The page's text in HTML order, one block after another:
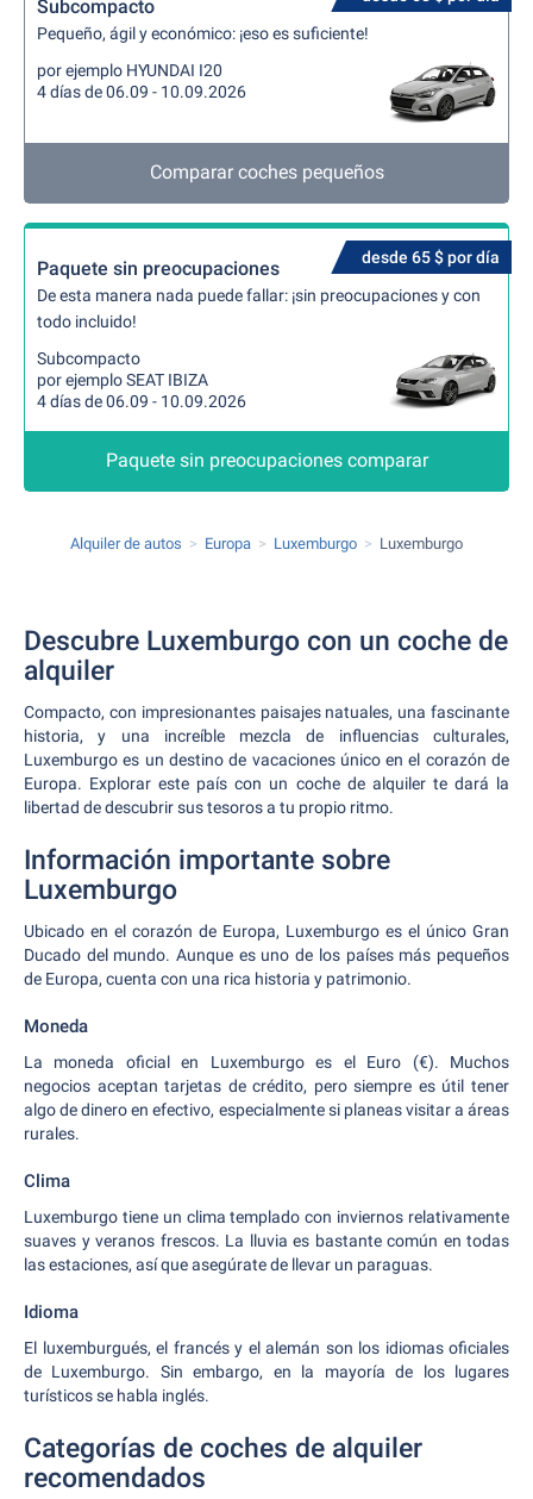
Subcompacto
Pequeño, ágil y económico: ¡eso es suficiente!
por ejemplo HYUNDAI I20
4 días de 06.09 - 10.09.2026
Comparar coches pequeños
desde 65 $ por día
Paquete sin preocupaciones
De esta manera nada puede fallar: ¡sin preocupaciones y con
todo incluido!
Subcompacto
por ejemplo SEAT IBIZA
4 días de 06.09 - 10.09.2026
Paquete sin preocupaciones comparar
Alquiler de autos Europa Luxemburgo Luxemburgo
Descubre Luxemburgo con un coche de
alquiler
Compacto, con impresionantes paisajes natuales, una fascinante
historia, y una increíble mezcla de influencias culturales,
Luxemburgo es un destino de vacaciones único en el corazón de
Europa. Explorar este país con un coche de alquiler te dará la
libertad de descubrir sus tesoros a tu propio ritmo.
Información importante sobre
Luxemburgo
Ubicado en el corazón de Europa, Luxemburgo es el único Gran
Ducado del mundo. Aunque es uno de los países más pequeños
de Europa, cuenta con una rica historia y patrimonio.
Moneda
La moneda oficial en Luxemburgo es el Euro (€). Muchos
negocios aceptan tarjetas de crédito, pero siempre es útil tener
algo de dinero en efectivo, especialmente si planeas visitar a áreas
rurales.
Clima
Luxemburgo tiene un clima templado con inviernos relativamente
suaves y veranos frescos. La lluvia es bastante común en todas
las estaciones, así que asegúrate de llevar un paraguas.
Idioma
El luxemburgués, el francés y el alemán son los idiomas oficiales
de Luxemburgo. Sin embargo, en la mayoría de los lugares
turísticos se habla inglés.
Categorías de coches de alquiler
recomendados